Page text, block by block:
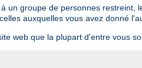
un groupe de personnes restreint,
auxquelles vous avez donné
web que la plupart d'entre vous